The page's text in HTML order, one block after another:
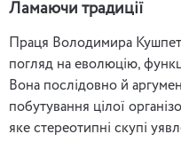
Ламаючи традиції
Праця Володимира
погляд на еволюцію,
Вона послідовно й
побутування цілої
яке стереотипні скупі